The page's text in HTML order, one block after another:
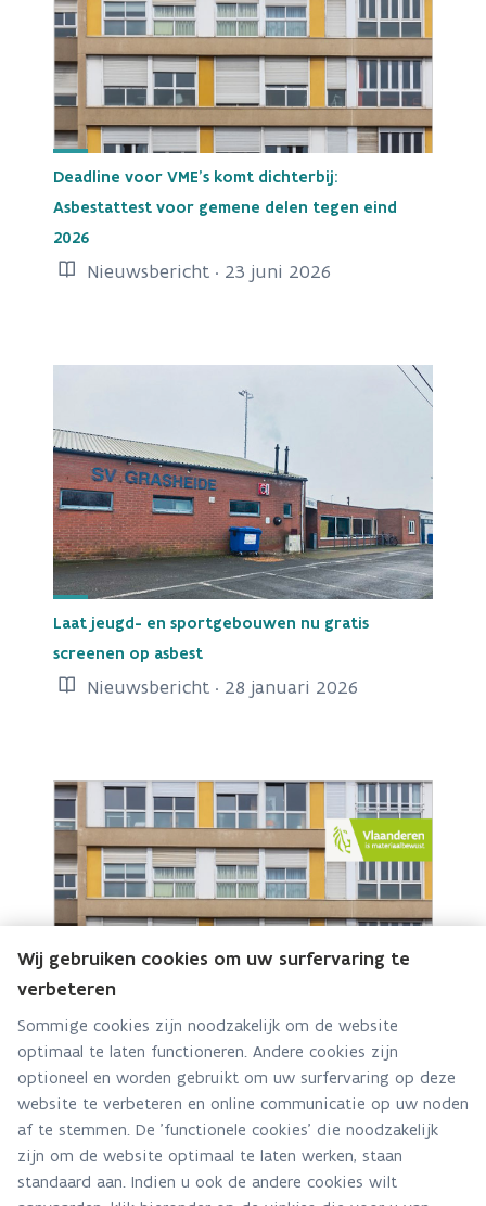
Deadline voor VME's komt dichterbij:
Asbestattest voor gemene delen tegen eind
2026
Nieuwsbericht · 23 juni 2026
Laat jeugd- en sportgebouwen nu gratis
screenen op asbest
Nieuwsbericht · 28 januari 2026
Breng de VME’s in uw gemeente op de hoogte
van het verplichte asbestattest
Nieuwsbericht · 27 januari 2026
Wij gebruiken cookies om uw surfervaring te
verbeteren
Sommige cookies zijn noodzakelijk om de website
optimaal te laten functioneren. Andere cookies zijn
optioneel en worden gebruikt om uw surfervaring op deze
website te verbeteren en online communicatie op uw noden
af te stemmen. De 'functionele cookies' die noodzakelijk
zijn om de website optimaal te laten werken, staan
standaard aan. Indien u ook de andere cookies wilt